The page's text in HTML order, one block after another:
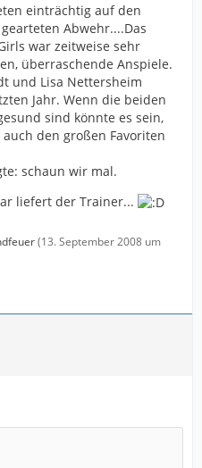
einträchtig auf den
Abwehr....Das
war zeitweise sehr
überraschende Anspiele.
und Lisa Nettersheim
Jahr. Wenn die beiden
sind könnte es sein,
den großen Favoriten
schaun wir mal.
liefert der Trainer...
(13. September 2008 um